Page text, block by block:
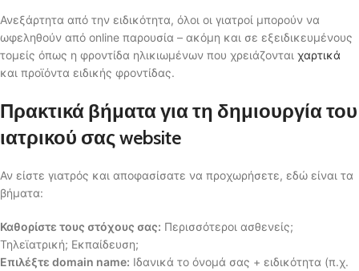
Ανεξάρτητα από την ειδικότητα, όλοι οι γιατροί μπορούν να
ωφεληθούν από online παρουσία – ακόμη και σε εξειδικευμένους
τομείς όπως η φροντίδα ηλικιωμένων που χρειάζονται χαρτικά
και προϊόντα ειδικής φροντίδας.
Πρακτικά βήματα για τη δημιουργία του
ιατρικού σας website
Αν είστε γιατρός και αποφασίσατε να προχωρήσετε, εδώ είναι τα
βήματα:
Καθορίστε τους στόχους σας: Περισσότεροι ασθενείς;
Τηλεϊατρική; Εκπαίδευση;
Επιλέξτε domain name: Ιδανικά το όνομά σας + ειδικότητα (π.χ.